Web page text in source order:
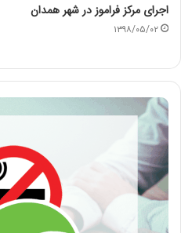
اجرای مرکز فراموز در شهر همدان
۱۳۹۸/۰۵/۰۲